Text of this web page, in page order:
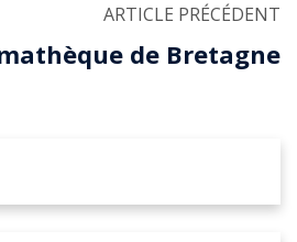
ARTICLE PRÉCÉDENT
de Bretagne